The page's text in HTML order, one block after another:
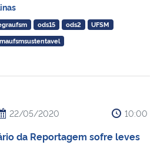
ods15 ods2
UFSM
22/05/2020 10:00
da Reportagem sofre leves